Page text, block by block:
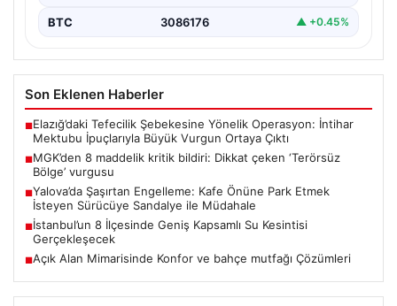
BTC 3086176 ▲ +0.45%
Son Eklenen Haberler
■Elazığ’daki Tefecilik Şebekesine Yönelik Operasyon: İntihar
Mektubu İpuçlarıyla Büyük Vurgun Ortaya Çıktı
■MGK’den 8 maddelik kritik bildiri: Dikkat çeken ‘Terörsüz
Bölge’ vurgusu
■Yalova’da Şaşırtan Engelleme: Kafe Önüne Park Etmek
İsteyen Sürücüye Sandalye ile Müdahale
■İstanbul’un 8 İlçesinde Geniş Kapsamlı Su Kesintisi
Gerçekleşecek
■Açık Alan Mimarisinde Konfor ve bahçe mutfağı Çözümleri